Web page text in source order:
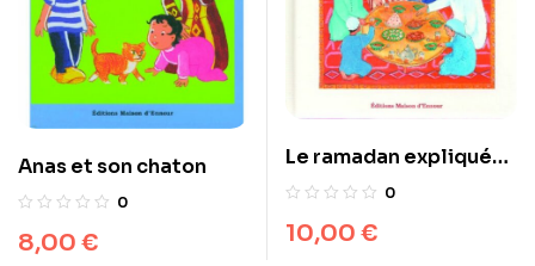
Anas et son chaton
0
8,00 €
Le ramadan expliqué
aux jeunes0
10,00 €